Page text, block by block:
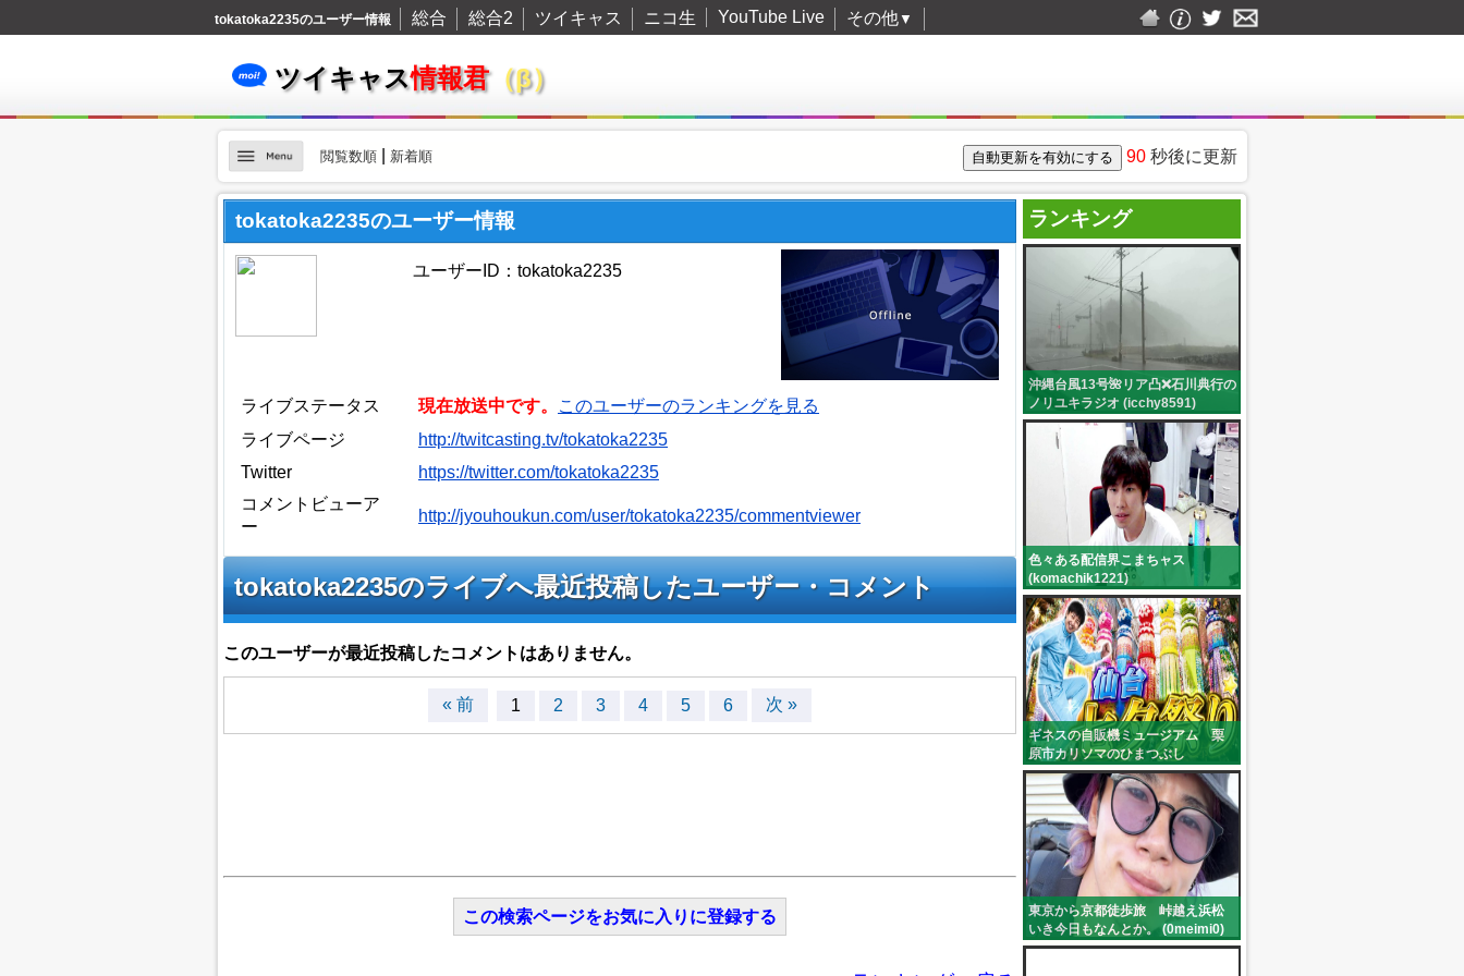
tokatoka2235のユーザー情報 総合 総合2 ツイキャス ニコ生 YouTube Live その他▼
ツイキャス情報君（β）
閲覧数順| 新着順 90秒後に更新
tokatoka2235のユーザー情報
ユーザーID：tokatoka2235
ライブステータス 現在放送中です。
このユーザーのランキングを見る
ライブページ
http://twitcasting.tv/tokatoka2235
Twitter
https://twitter.com/tokatoka2235
コメントビューア
ー
http://jyouhoukun.com/user/tokatoka2235/commentviewer
tokatoka2235のライブへ最近投稿したユーザー・コメント
このユーザーが最近投稿したコメントはありません。
« 前 1 2 3 4 5 6 次 »
この検索ページをお気に入りに登録する
ランキング
沖縄台風13号🌺リア凸❌石川典行の
ノリユキラジオ (icchy8591)
色々ある配信界こまちャス
(komachik1221)
ギネスの自販機ミュージアム 栗
原市カリソマのひまつぶし
(niko_yumepirika)
東京から京都徒歩旅 峠越え浜松
いき今日もなんとか。 (0meimi0)